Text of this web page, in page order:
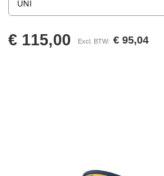
€ 115,00 € 95,04